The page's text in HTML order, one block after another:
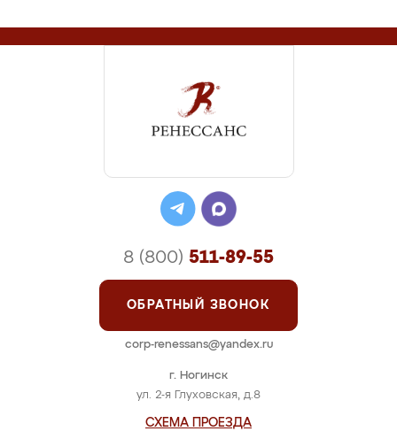
г. Ногинск
ул. 2-я Глуховская, д.8
СХЕМА ПРОЕЗДА
8 (800) 511-89-55
ОБРАТНЫЙ ЗВОНОК
corp-renessans@yandex.ru